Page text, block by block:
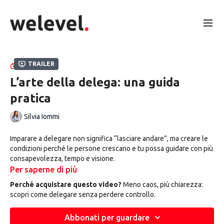
Trailer
RACCOLTA
L’arte della delega: una guida
pratica
Silvia Iommi
Imparare a delegare non significa “lasciare andare”, ma creare le
condizioni perché le persone crescano e tu possa guidare con più
consapevolezza, tempo e visione.
In questo corso, la consulente Teamwork Silvia Iommi ti
accompagna in un percorso pratico per comprendere davvero
cos’è la delega, come funziona e soprattutto come applicarla nel
lavoro quotidiano.
Per saperne di più
Perché acquistare questo video? Meno caos, più chiarezza:
scopri come delegare senza perdere controllo.
Abbonati per guardare